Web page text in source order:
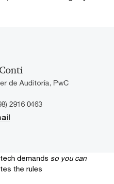
de Auditoría, PwC
2916 0463
demands so you can
the rules